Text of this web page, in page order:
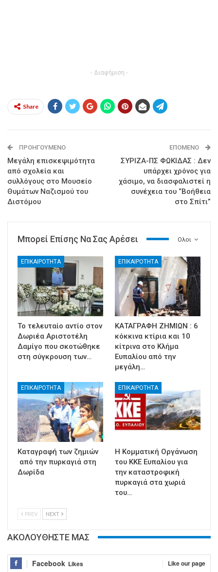
- Διαφήμιση -
Share
ΠΡΟΗΓΟΎΜΕΝΟ
Μεγάλη επισκεψιμότητα
από σχολεία και
συλλόγους στο Μουσείο
Θυμάτων Ναζισμού του
Διστόμου
ΕΠΌΜΕΝΟ
ΣΥΡΙΖΑ-ΠΣ ΦΩΚΙΔΑΣ : Δεν
υπάρχει χρόνος για
χάσιμο, να διασφαλιστεί η
συνέχεια του “Βοήθεια
στο Σπίτι”
Ολοι
Μπορεί Επίσης Να Σας Αρέσει
ΕΠΙΚΑΙΡΟΤΗΤΑ
Το τελευταίο αντίο στον
Δωριέα Αριστοτέλη
Δαμίγο που σκοτώθηκε
στη σύγκρουση των…
ΕΠΙΚΑΙΡΟΤΗΤΑ
ΚΑΤΑΓΡΑΦΗ ΖΗΜΙΩΝ : 6
κόκκινα κτίρια και 10
κίτρινα στο Κλήμα
Ευπαλίου από την
μεγάλη…
ΕΠΙΚΑΙΡΟΤΗΤΑ
Καταγραφή των ζημιών
από την πυρκαγιά στη
Δωρίδα
ΕΠΙΚΑΙΡΟΤΗΤΑ
Η Κομματική Οργάνωση
του ΚΚΕ Ευπαλίου για
την καταστροφική
πυρκαγιά στα χωριά
του…
PREV NEXT
ΑΚΟΛΟΥΘΗΣΤΕ ΜΑΣ
Facebook Likes Like our page